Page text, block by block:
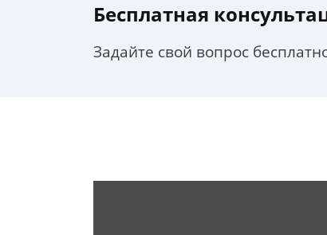
Бесплатная
Задайте свой вопрос